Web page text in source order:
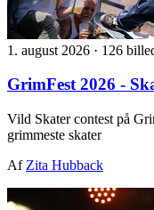
1. august 2026 · 126
GrimFest 2026 -
Vild Skater contest på
grimmeste skater
Af Zita Hubback